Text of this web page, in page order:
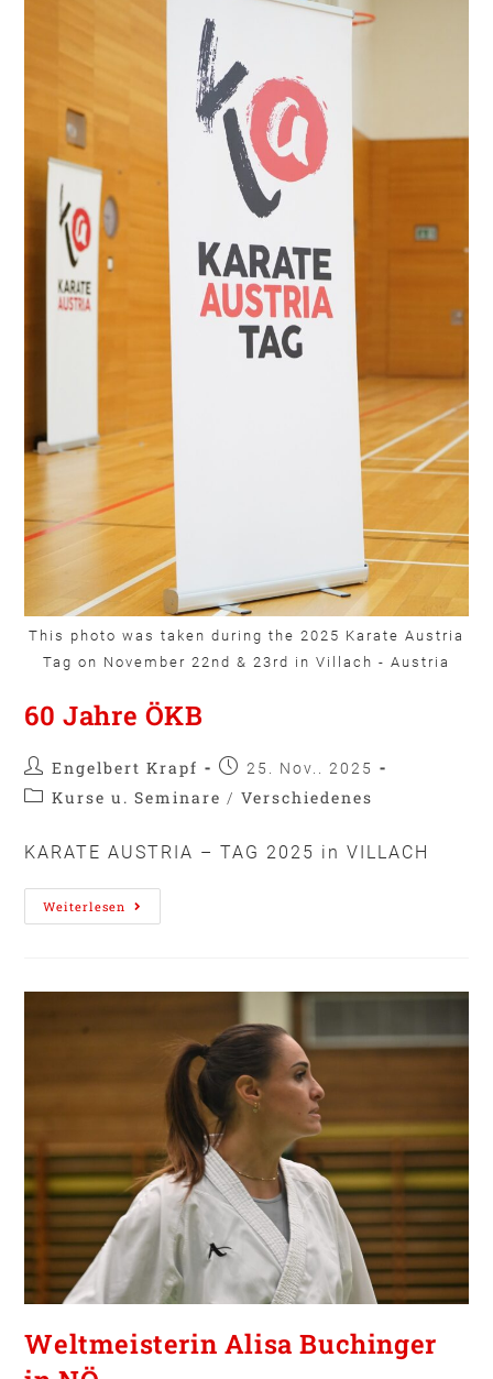
This photo was taken during the 2025 Karate Austria
Tag on November 22nd & 23rd in Villach - Austria
60 Jahre ÖKB
Engelbert Krapf 25. Nov.. 2025
Kurse u. Seminare / Verschiedenes
KARATE AUSTRIA – TAG 2025 in VILLACH
Weiterlesen
Weltmeisterin Alisa Buchinger